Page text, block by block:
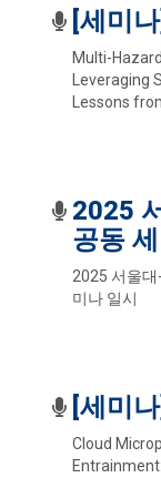
[세미
Multi-
Leveraging
Lessons
2025
공동
2025 서울
미나 일시
[세미
Cloud